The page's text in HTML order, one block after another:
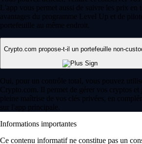
L'app vous permet aussi de suivre les prix en
avantages du programme Level Up et de
portefeuille au même endroit.
Crypto.com propose-t-il un portefeuille non-
Oui, pour un contrôle total, vous pouvez
Crypto.com. Il permet de gérer vos cryptos et
pleine maîtrise de vos clés privées, en
sur l'app principale.
Informations importantes
Ce contenu informatif ne constitue pas un